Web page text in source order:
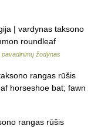
| vardynas taksono
roundleaf
pavadinimų žodynas
rangas rūšis
horseshoe bat; fawn
rangas rūšis